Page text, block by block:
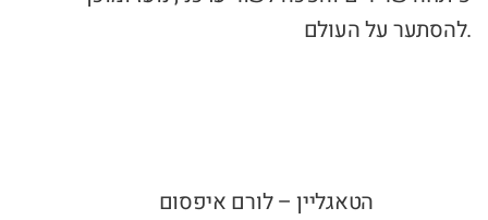
להסתער על העולם.
הטאגליין – לורם איפסום